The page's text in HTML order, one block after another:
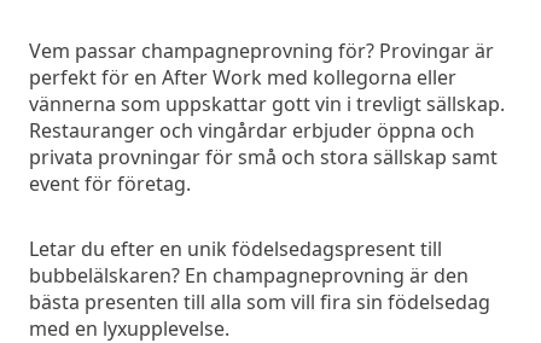
Vem passar champagneprovning för? Provingar är
perfekt för en After Work med kollegorna eller
vännerna som uppskattar gott vin i trevligt sällskap.
Restauranger och vingårdar erbjuder öppna och
privata provningar för små och stora sällskap samt
event för företag.
Letar du efter en unik födelsedagspresent till
bubbelälskaren? En champagneprovning är den
bästa presenten till alla som vill fira sin födelsedag
med en lyxupplevelse.